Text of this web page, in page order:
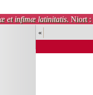
et infimæ latinitatis. Niort :
«